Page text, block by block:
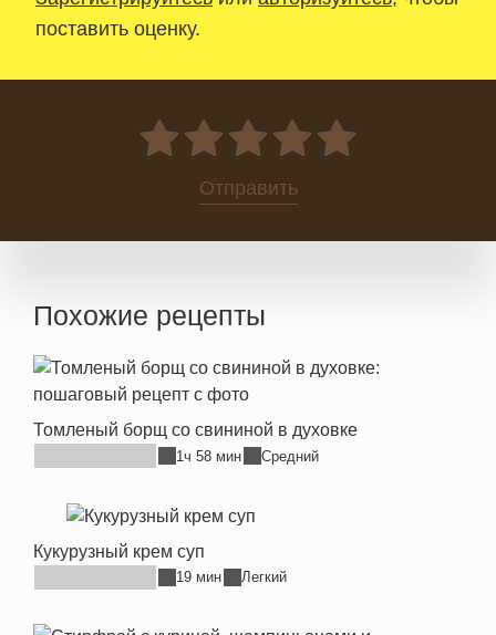
поставить оценку.
0
Отправить
Похожие рецепты
Томленый борщ со свининой в духовке
1ч 58 мин Средний
Кукурузный крем суп
19 мин Легкий